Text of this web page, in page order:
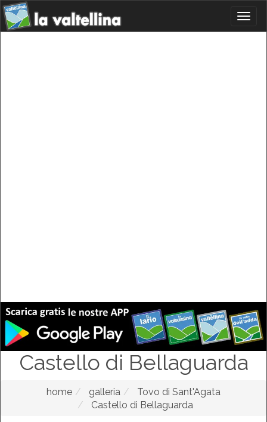
Castello di Bellaguarda
home galleria
Tovo di Sant'Agata
Castello di Bellaguarda